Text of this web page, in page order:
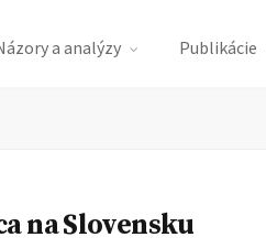
a analýzy Publikácie
na Slovensku